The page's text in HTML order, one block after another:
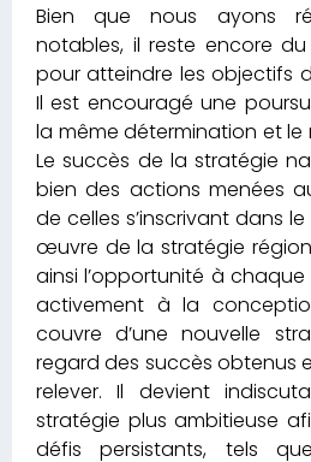
Bien que nous ayons
notables, il reste encore
pour atteindre les objectifs
Il est encouragé une
la même détermination et
Le succès de la stratégie
bien des actions menées
de celles s’inscrivant dans
œuvre de la stratégie
ainsi l’opportunité à
activement à la
couvre d’une nouvelle
regard des succès obtenus
relever. Il devient
stratégie plus ambitieuse
défis persistants, tels